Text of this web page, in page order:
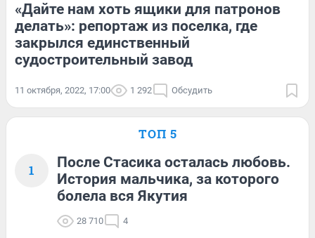
«Дайте нам хоть ящики для патронов
делать»: репортаж из поселка, где
закрылся единственный
судостроительный завод
11 октября, 2022, 17:00 1 292 Обсудить
ТОП 5
1
После Стасика осталась любовь.
История мальчика, за которого
болела вся Якутия
28 710 4